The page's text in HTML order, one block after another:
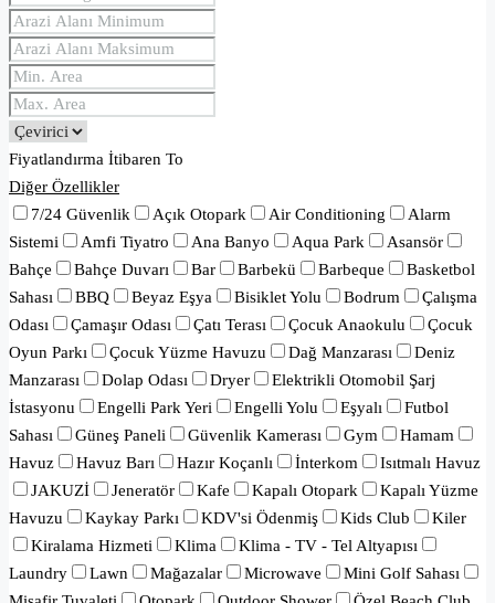
Fiyatlandırma İtibaren To
Diğer Özellikler
7/24 Güvenlik
Açık Otopark Air Conditioning
Alarm
Sistemi
Amfi Tiyatro Ana Banyo Aqua Park
Asansör
Bahçe
Bahçe Duvarı Bar Barbekü Barbeque
Basketbol
Sahası
BBQ Beyaz Eşya Bisiklet Yolu Bodrum
Çalışma
Odası
Çamaşır Odası Çatı Terası Çocuk Anaokulu
Çocuk
Oyun Parkı
Çocuk Yüzme Havuzu Dağ Manzarası
Deniz
Manzarası
Dolap Odası Dryer
Elektrikli Otomobil Şarj
İstasyonu
Engelli Park Yeri Engelli Yolu Eşyalı
Futbol
Sahası
Güneş Paneli Güvenlik Kamerası Gym
Hamam
Havuz
Havuz Barı Hazır Koçanlı İnterkom
Isıtmalı Havuz
JAKUZİ
Jeneratör Kafe Kapalı Otopark
Kapalı Yüzme
Havuzu
Kaykay Parkı KDV'si Ödenmiş Kids Club
Kiler
Kiralama Hizmeti
Klima
Klima - TV - Tel Altyapısı
Laundry
Lawn Mağazalar Microwave
Mini Golf Sahası